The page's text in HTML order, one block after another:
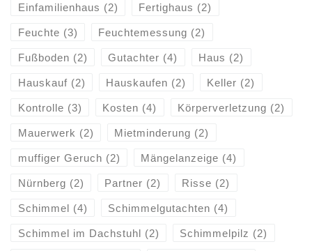
Einfamilienhaus (2) Fertighaus (2)
Feuchte (3) Feuchtemessung (2)
Fußboden (2) Gutachter (4) Haus (2)
Hauskauf(2) Hauskaufen (2) Keller (2)
Kontrolle (3) Kosten (4) Körperverletzung (2)
Mauerwerk (2) Mietminderung (2)
muffiger Geruch (2) Mängelanzeige (4)
Nürnberg (2) Partner (2) Risse (2)
Schimmel (4) Schimmelgutachten (4)
Schimmel im Dachstuhl (2) Schimmelpilz (2)